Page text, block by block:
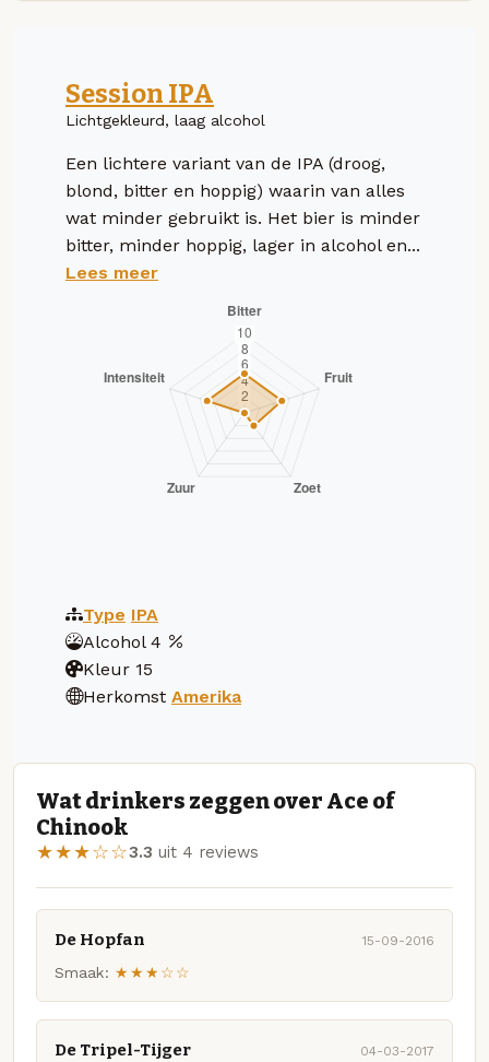
Session IPA
Lichtgekleurd, laag alcohol
Een lichtere variant van de IPA (droog,
blond, bitter en hoppig) waarin van alles
wat minder gebruikt is. Het bier is minder
bitter, minder hoppig, lager in alcohol en...
Lees meer
Type IPA
Alcohol 4
Kleur 15
Herkomst Amerika
Wat drinkers zeggen over Ace of
Chinook
★★★☆☆3.3 uit 4 reviews
De Hopfan 15-09-2016
Smaak: ★★★☆☆
De Tripel-Tijger 04-03-2017